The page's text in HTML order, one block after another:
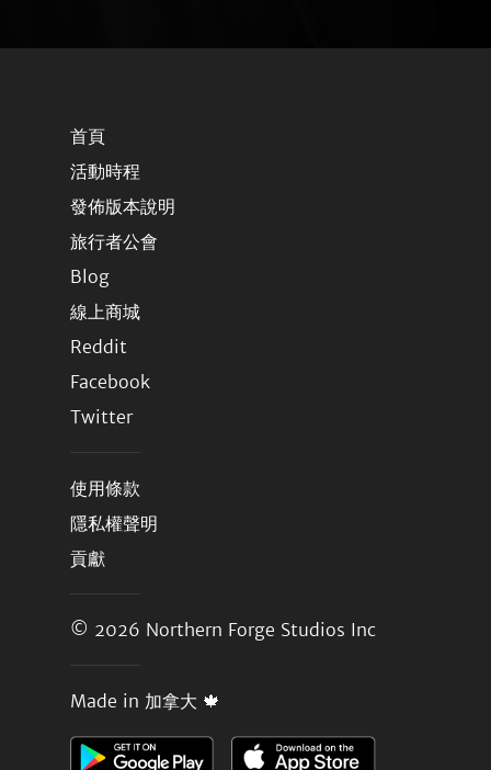
首頁
活動時程
發佈版本說明
旅行者公會
Blog
線上商城
Reddit
Facebook
Twitter
使用條款
隱私權聲明
貢獻
© 2026 Northern Forge Studios Inc
Made in 加拿大 🍁